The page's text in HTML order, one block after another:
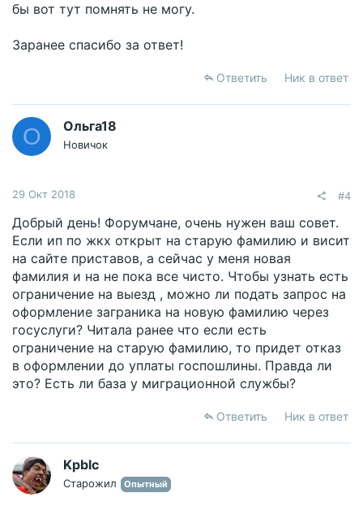
бы вот тут помнять не могу.
Заранее спасибо за ответ!
Ответить Ник в ответ
О Ольга18
Новичок
29 Окт 2018 #4
Добрый день! Форумчане, очень нужен ваш совет.
Если ип по жкх открыт на старую фамилию и висит
на сайте приставов, а сейчас у меня новая
фамилия и на не пока все чисто. Чтобы узнать есть
ограничение на выезд , можно ли подать запрос на
оформление заграника на новую фамилию через
госуслуги? Читала ранее что если есть
ограничение на старую фамилию, то придет отказ
в оформлении до уплаты госпошлины. Правда ли
это? Есть ли база у миграционной службы?
Ответить Ник в ответ
Kpblc
Старожил Опытный